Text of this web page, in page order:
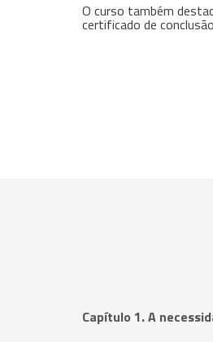
O curso também
certificado de
Capítulo 1. A